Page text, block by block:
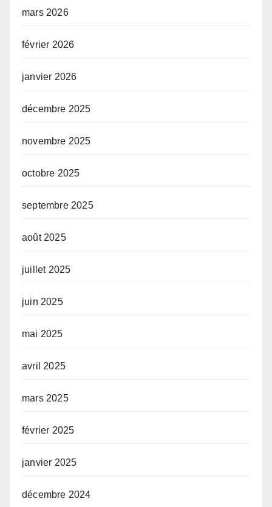
mars 2026
février 2026
janvier 2026
décembre 2025
novembre 2025
octobre 2025
septembre 2025
août 2025
juillet 2025
juin 2025
mai 2025
avril 2025
mars 2025
février 2025
janvier 2025
décembre 2024